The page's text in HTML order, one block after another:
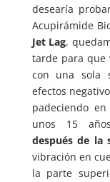
desearía
Acupirámide
Jet Lag,
tarde para que
con una sola
efectos
padeciendo
unos 15
después de la
vibración en
la parte